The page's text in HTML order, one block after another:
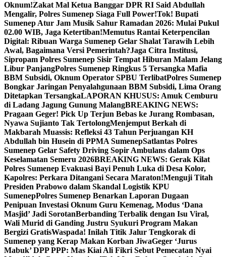
Oknum!Zakat Mal Ketua Banggar DPR RI Said Abdullah
Mengalir, Polres Sumenep Siaga Full Power!Tok! Bupati
Sumenep Atur Jam Musik Sahur Ramadan 2026: Mulai Pukul
02.00 WIB, Jaga Ketertiban!Memutus Rantai Keterpencilan
Digital: Ribuan Warga Sumenep Gelar Shalat Tarawih Lebih
Awal, Bagaimana Versi Pemerintah?Jaga Citra Institusi,
Sipropam Polres Sumenep Sisir Tempat Hiburan Malam Jelang
Libur PanjangPolres Sumenep Ringkus 5 Tersangka Mafia
BBM Subsidi, Oknum Operator SPBU TerlibatPolres Sumenep
Bongkar Jaringan Penyalahgunaan BBM Subsidi, Lima Orang
Ditetapkan TersangkaLAPORAN KHUSUS: Amuk Cemburu
di Ladang Jagung Gunung MalangBREAKING NEWS:
Pragaan Geger! Pick Up Terjun Bebas ke Jurang Rombasan,
Nyawa Sujianto Tak TertolongMenjemput Berkah di
Makbarah Muassis: Refleksi 43 Tahun Perjuangan KH
Abdullah bin Husein di PPMA SumenepSatlantas Polres
Sumenep Gelar Safety Driving Sopir Ambulans dalam Ops
Keselamatan Semeru 2026BREAKING NEWS: Gerak Kilat
Polres Sumenep Evakuasi Bayi Penuh Luka di Desa Kolor,
Kapolres: Perkara Ditangani Secara Maraton!Menguji Titah
Presiden Prabowo dalam Skandal Logistik KPU
SumenepPolres Sumenep Benarkan Laporan Dugaan
Penipuan Investasi Oknum Guru Kemenag, Modus ‘Dana
Masjid’ Jadi SorotanBerbanding Terbalik dengan Isu Viral,
Wali Murid di Ganding Justru Syukuri Program Makan
Bergizi GratisWaspada! Inilah Titik Jalur Tengkorak di
Sumenep yang Kerap Makan Korban JiwaGeger ‘Jurus
Mabuk’ DPP PPP: Mas Kiai Ali Fikri Sebut Pemecatan Nyai